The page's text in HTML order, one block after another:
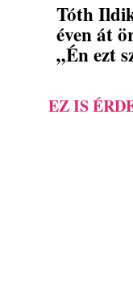
Tóth
éven át
„Én ezt
EZ IS